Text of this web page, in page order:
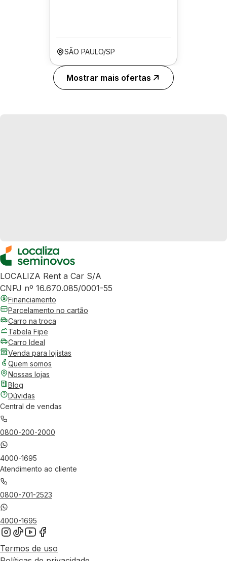
SÃO PAULO/SP
Mostrar mais ofertas
LOCALIZA Rent a Car S/A
CNPJ nº 16.670.085/0001-55
Financiamento
Parcelamento no cartão
Carro na troca
Tabela Fipe
Carro Ideal
Venda para lojistas
Quem somos
Nossas lojas
Blog
Dúvidas
Central de vendas
0800-200-2000
4000-1695
Atendimento ao cliente
0800-701-2523
4000-1695
Termos de uso